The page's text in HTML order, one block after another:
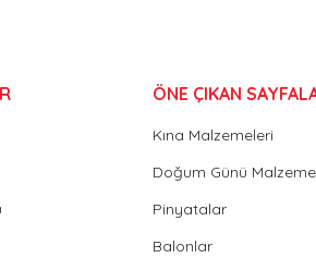
ÖNE ÇIKAN
Kına Malzemeleri
Doğum Günü
Pinyatalar
Balonlar